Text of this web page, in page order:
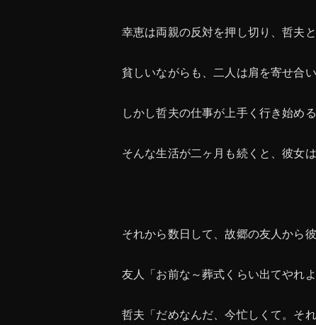
幸恵は両親の反対を押し切り、哲夫
貧しいながらも、二人は肩を寄せ合い
しかし哲夫の仕事が上手く行き始め
そんな生活が二ヶ月も続くと、彼女
それから数日して、故郷の友人から
友人「お前な～葬式くらい出てやれよ
哲夫「だめなんだ、今忙しくて。そ